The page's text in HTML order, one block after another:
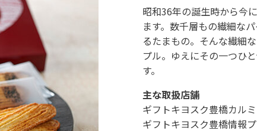
特産品や名産品たちを産地からみなさまのもとへお届け
場 auPayマーケット
昭和36年の誕生時から今
ます。数千層もの繊細な
るたまもの。そんな繊細
プル。ゆえにその一つひ
す。
主な取扱店舗
ギフトキヨスク豊橋カル
ギフトキヨスク豊橋情報